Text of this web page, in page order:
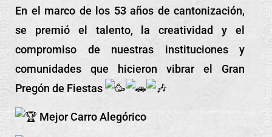
En el marco de los 53 años de cantonización,
se premió el talento, la creatividad y el
compromiso de nuestras instituciones y
comunidades que hicieron vibrar el Gran
Pregón de Fiestas
Mejor Carro Alegórico